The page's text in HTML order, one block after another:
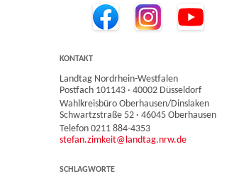
KONTAKT
Landtag Nordrhein-Westfalen
Postfach 101143 · 40002 Düsseldorf
Wahlkreisbüro Oberhausen/Dinslaken
Schwartzstraße 52 · 46045 Oberhausen
Telefon 0211 884-4353
stefan.zimkeit@landtag.nrw.de
SCHLAGWORTE